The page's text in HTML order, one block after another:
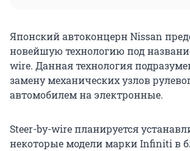
Японский автоконцерн Nissan
новейшую технологию под
wire. Данная технология
замену механических узлов
автомобилем на электронные.
Steer-by-wire планируется
некоторые модели марки Infiniti в